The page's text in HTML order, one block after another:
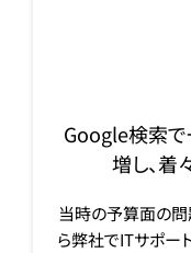
Google検索で
増し、着
当時の予算面の問
ら弊社でITサポー